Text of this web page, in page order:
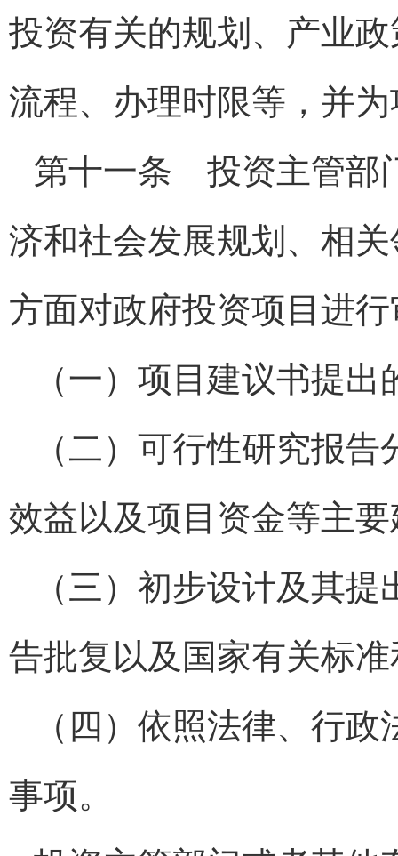
投资有关的规划、产业
流程、办理时限等，并
第十一条 投资主管部
济和社会发展规划、相
方面对政府投资项目进
（一）项目建议书提
（二）可行性研究报
效益以及项目资金等主
（三）初步设计及其
告批复以及国家有关标
（四）依照法律、行
事项。